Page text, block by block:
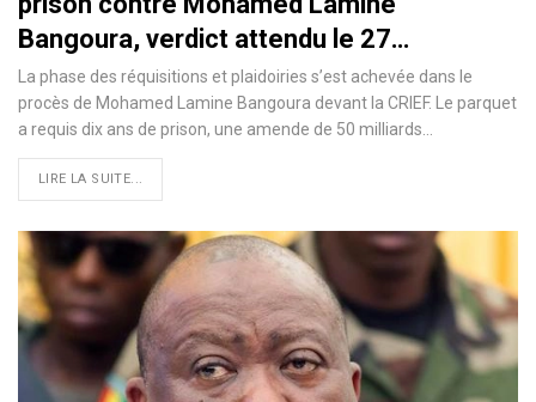
Bangoura, verdict attendu le 27…
La phase des réquisitions et plaidoiries s’est achevée dans le
procès de Mohamed Lamine Bangoura devant la CRIEF. Le parquet
a requis dix ans de prison, une amende de 50 milliards…
LIRE LA SUITE...